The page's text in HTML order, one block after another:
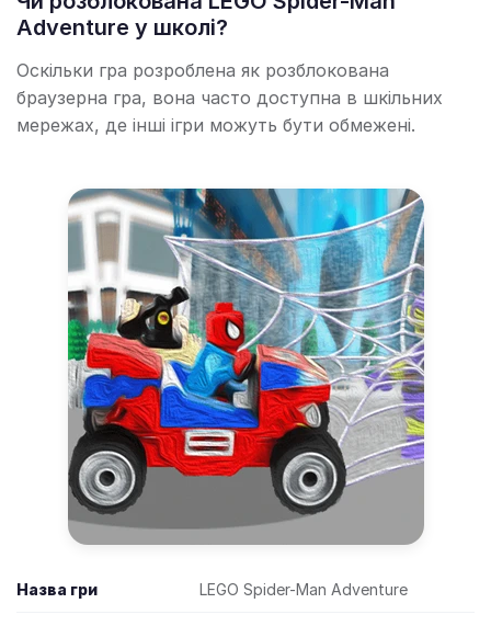
Adventure у школі?
Оскільки гра розроблена як розблокована
браузерна гра, вона часто доступна в шкільних
мережах, де інші ігри можуть бути обмежені.
Назва гри LEGO Spider-Man Adventure